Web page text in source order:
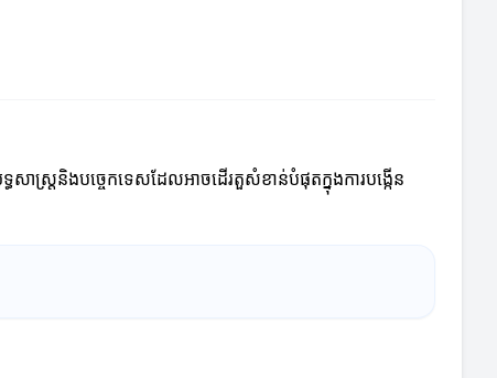
ាស្រ្តនិងបច្ចេកទេសដែលអាចដើរតួសំខាន់បំផុតក្នុងការបង្កើន